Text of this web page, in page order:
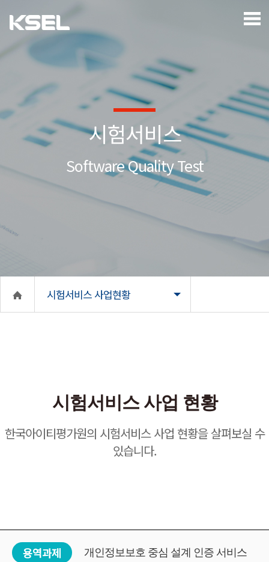
시험서비스
Software Quality Test
시험서비스 사업현황
시험서비스 사업 현황
한국아이티평가원의 시험서비스 사업 현황을 살펴보실 수
있습니다.
용역과제
개인정보보호 중심 설계 인증 서비스